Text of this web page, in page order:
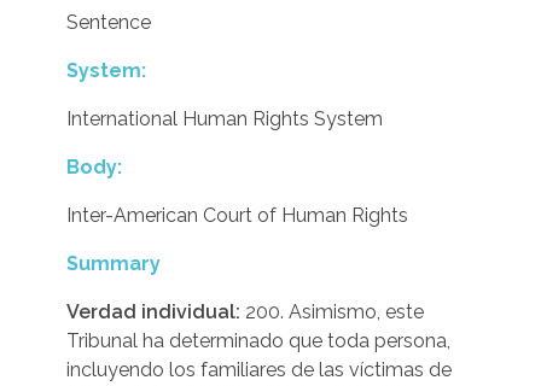
Sentence
System:
International Human Rights System
Body:
Inter-American Court of Human Rights
Summary
Verdad individual: 200. Asimismo, este
Tribunal ha determinado que toda persona,
incluyendo los familiares de las víctimas de